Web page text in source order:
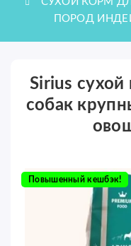
ПОРОД
Sirius
собак
Повышенный кешбэк!